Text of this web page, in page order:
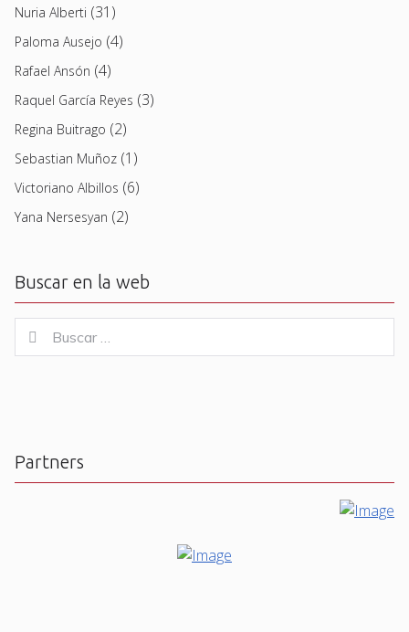
Nuria Alberti (31)
Paloma Ausejo (4)
Rafael Ansón (4)
Raquel García Reyes (3)
Regina Buitrago (2)
Sebastian Muñoz (1)
Victoriano Albillos (6)
Yana Nersesyan (2)
Buscar en la web
for:
Buscar
Partners